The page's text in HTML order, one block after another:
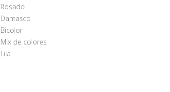
Rosado
Damasco
Bicolor
Mix de colores
Lila